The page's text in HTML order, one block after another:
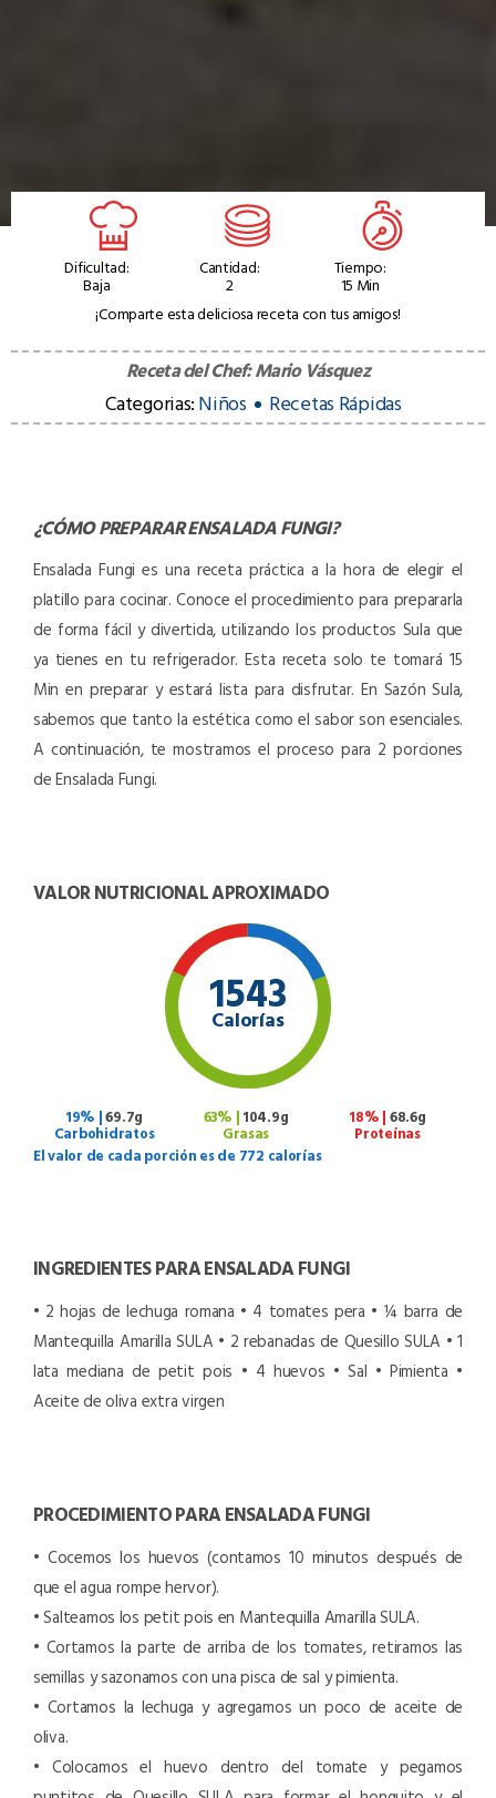
Dificultad:
Baja
Cantidad:
2
Tiempo:
15 Min
¡Comparte esta deliciosa receta con tus amigos!
Receta del Chef:Mario Vásquez
Categorias:Niños Recetas Rápidas
¿CÓMO PREPARARENSALADA FUNGI?
Ensalada Fungi es una receta práctica a la hora de elegir el
platillo para cocinar. Conoce el procedimiento para prepararla
de forma fácil y divertida, utilizando los productos Sula que
ya tienes en tu refrigerador. Esta receta solo te tomará 15
Min en preparar y estará lista para disfrutar. En Sazón Sula,
sabemos que tanto la estética como el sabor son esenciales.
A continuación, te mostramos el proceso para 2 porciones
de Ensalada Fungi.
VALOR NUTRICIONAL APROXIMADO
1543
Calorías
19% |69.7g
Carbohidratos
63% | 104.9g
Grasas
18% | 68.6g
Proteínas
El valor de cada porción es de 772 calorías
INGREDIENTES PARA ENSALADA FUNGI
• 2 hojas de lechuga romana • 4 tomates pera • ¼ barra de
Mantequilla Amarilla SULA • 2 rebanadas de Quesillo SULA • 1
lata mediana de petit pois • 4 huevos • Sal • Pimienta •
Aceite de oliva extra virgen
PROCEDIMIENTO PARA ENSALADA FUNGI
• Cocemos los huevos (contamos 10 minutos después de
que el agua rompe hervor).
• Salteamos los petit pois en Mantequilla Amarilla SULA.
• Cortamos la parte de arriba de los tomates, retiramos las
semillas y sazonamos con una pisca de sal y pimienta.
• Cortamos la lechuga y agregamos un poco de aceite de
oliva.
• Colocamos el huevo dentro del tomate y pegamos